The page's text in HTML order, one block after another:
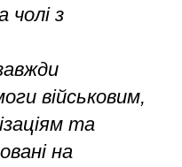
чолі з
військовим,
та
на